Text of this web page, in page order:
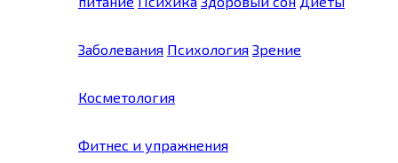
Заболевания Психология Зрение
Косметология
Фитнес и упражнения